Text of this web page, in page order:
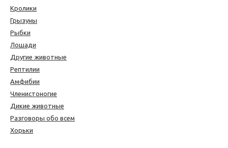
Кролики
Грызуны
Рыбки
Лошади
Другие животные
Рептилии
Амфибии
Членистоногие
Дикие животные
Разговоры обо всем
Хорьки